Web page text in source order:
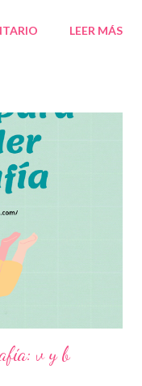
estos increíbles
letras de otras
Esperamos que
técnicas y para que
escritura
a los
la mejor intención
de todos los
LEER MÁS
v y b